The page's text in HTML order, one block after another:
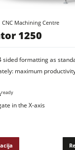
staklės
staklės ir briaunų
staklės
staklės
CNC Machining Centre
1250
sided formatting as
maximum
ready
in the X-axis